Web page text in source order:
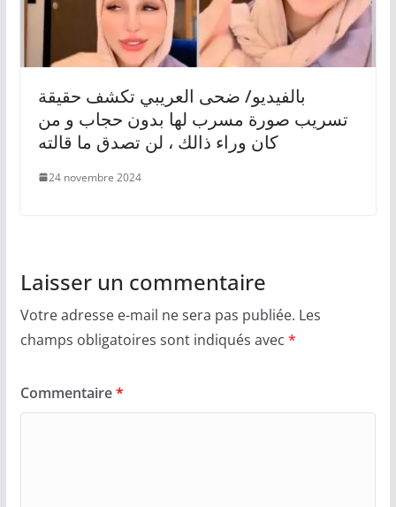
بالفيديو/ ضحى العريبي تكشف حقيقة
تسريب صورة مسرب لها بدون حجاب و من
كان وراء ذالك ، لن تصدق ما قالته
24 novembre 2024
Laisser un commentaire
Votre adresse e-mail ne sera pas publiée. Les
champs obligatoires sont indiqués avec *
Commentaire*